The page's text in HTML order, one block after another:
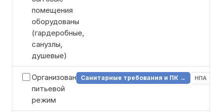
помещения
оборудованы
(гардеробные,
санузлы,
душевые)
Организован
питьевой
режим
Санитарные требования и ПК → НПА